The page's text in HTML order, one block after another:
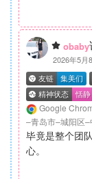
obaby
2026年5月
Google
–青岛市–城阳区
毕竟是整个团
心。